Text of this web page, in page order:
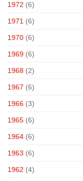
1972 (6)
1971 (6)
1970 (6)
1969 (6)
1968 (2)
1967 (6)
1966 (3)
1965 (6)
1964 (6)
1963 (6)
1962 (4)